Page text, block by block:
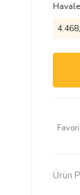
Havale
Ürün